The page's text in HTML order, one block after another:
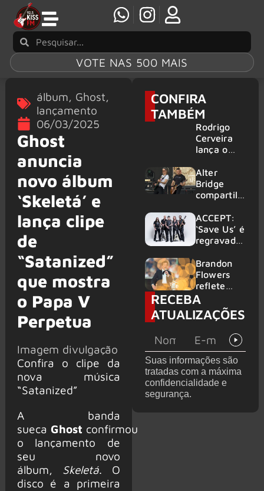
VOTE NAS 500 MAIS
álbum, Ghost,
lançamento
06/03/2025
Ghost
anuncia
novo álbum
‘Skeletá’ e
lança clipe
de
“Satanized”
que mostra
o Papa V
Perpetua
Imagem divulgação
Confira o clipe da
nova música
“Satanized”
A banda
sueca Ghost confirmou
o lançamento de
seu novo
álbum,
Skeletá. O
disco é a primeira
CONFIRA
TAMBÉM
Rodrigo
Cerveira
lança o
Searcher”
Alter
Bridge
compartilh
vivo de
“Fortress”
gravada
am Ring
2026
ACCEPT:
‘Save Us’ é
regravada
membros
do GHOST
e KORN
Brandon
Flowers
reflete
sobre o
futuro e
levanta
de de
deixar os
palcos
RECEBA
ATUALIZAÇÕES
Suas informações são
tratadas com a máxima
confidencialidade e
segurança.